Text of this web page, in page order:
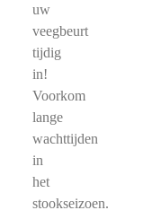
uw
veegbeurt
tijdig
in!
Voorkom
lange
wachttijden
in
het
stookseizoen.